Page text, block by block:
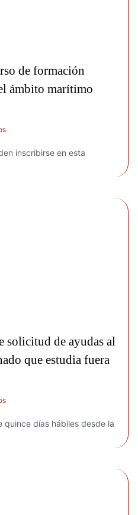
de formación
ámbito marítimo
inscribirse en esta
solicitud de ayudas al
que estudia fuera
días hábiles desde la